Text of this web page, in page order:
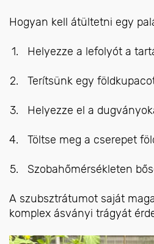
Hogyan kell átültetni egy
Helyezze a lefolyót a
Terítsünk egy
Helyezze el a
Töltse meg a cserepet
Szobahőmérsékleten
A szubsztrátumot saját
komplex ásványi trágyát